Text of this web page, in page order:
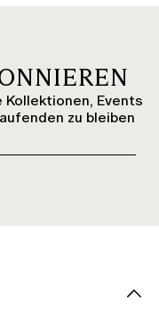
Kollektionen, Events
zu bleiben